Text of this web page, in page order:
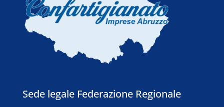
Sede legale Federazione Regionale